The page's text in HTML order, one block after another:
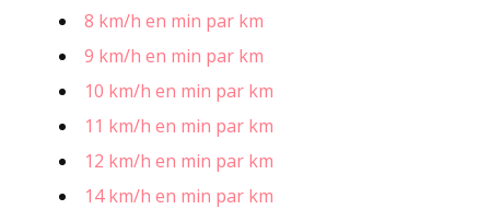
8 km/h en min par km
9 km/h en min par km
10 km/h en min par km
11 km/h en min par km
12 km/h en min par km
14 km/h en min par km